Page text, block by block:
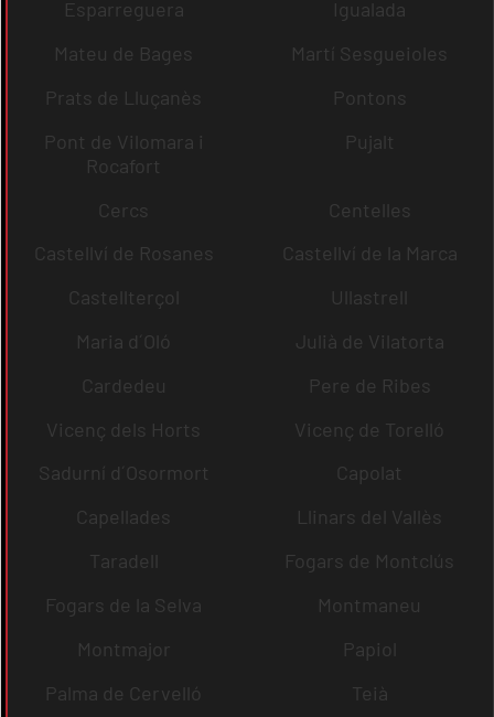
Esparreguera
Igualada
Mateu de Bages
Martí Sesgueioles
Prats de Lluçanès
Pontons
Pont de Vilomara i
Rocafort
Pujalt
Cercs
Centelles
Castellví de Rosanes
Castellví de la Marca
Castellterçol
Ullastrell
Maria d´Oló
Julià de Vilatorta
Cardedeu
Pere de Ribes
Vicenç dels Horts
Vicenç de Torelló
Sadurní d´Osormort
Capolat
Capellades
Llinars del Vallès
Taradell
Fogars de Montclús
Fogars de la Selva
Montmaneu
Montmajor
Papiol
Palma de Cervelló
Teià